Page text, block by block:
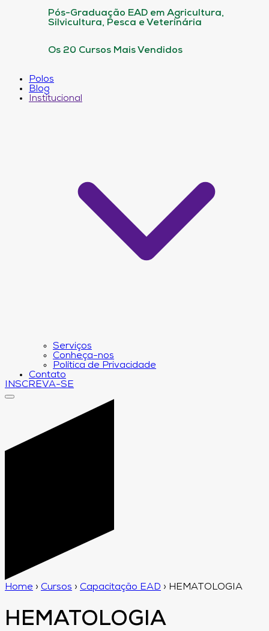
Pós-Graduação EAD em Agricultura,
Silvicultura, Pesca e Veterinária
Os 20 Cursos Mais Vendidos
Polos
Blog
Institucional
Serviços
Conheça-nos
Política de Privacidade
Contato
INSCREVA-SE
Home › Cursos › Capacitação EAD › HEMATOLOGIA
HEMATOLOGIA